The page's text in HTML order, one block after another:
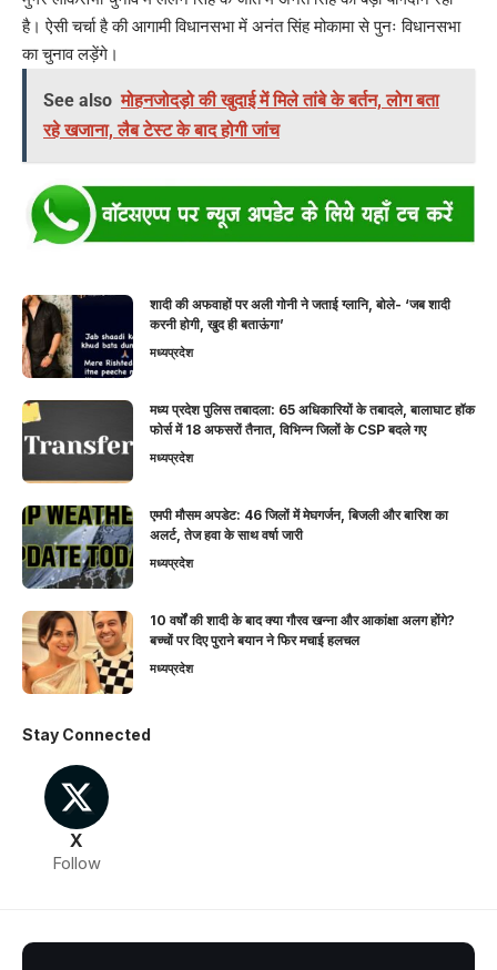
है। ऐसी चर्चा है की आगामी विधानसभा में अनंत सिंह मोकामा से पुनः विधानसभा
का चुनाव लड़ेंगे।
See also मोहनजोदड़ो की खुदाई में मिले तांबे के बर्तन, लोग बता
रहे खजाना, लैब टेस्ट के बाद होगी जांच
शादी की अफवाहों पर अली गोनी ने जताई ग्लानि, बोले- ‘जब शादी
करनी होगी, खुद ही बताऊंगा’
मध्यप्रदेश
मध्य प्रदेश पुलिस तबादला: 65 अधिकारियों के तबादले, बालाघाट हॉक
फोर्स में 18 अफसरों तैनात, विभिन्न जिलों के CSP बदले गए
मध्यप्रदेश
एमपी मौसम अपडेट: 46 जिलों में मेघगर्जन, बिजली और बारिश का
अलर्ट, तेज हवा के साथ वर्षा जारी
मध्यप्रदेश
10 वर्षों की शादी के बाद क्या गौरव खन्ना और आकांक्षा अलग होंगे?
बच्चों पर दिए पुराने बयान ने फिर मचाई हलचल
मध्यप्रदेश
Stay Connected
X
Follow